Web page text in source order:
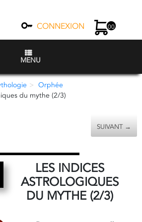
CONNEXION 00
MENU
Orphée
du mythe (2/3)
SUIVANT →
LES INDICES
ASTROLOGIQUES
DU MYTHE (2/3)